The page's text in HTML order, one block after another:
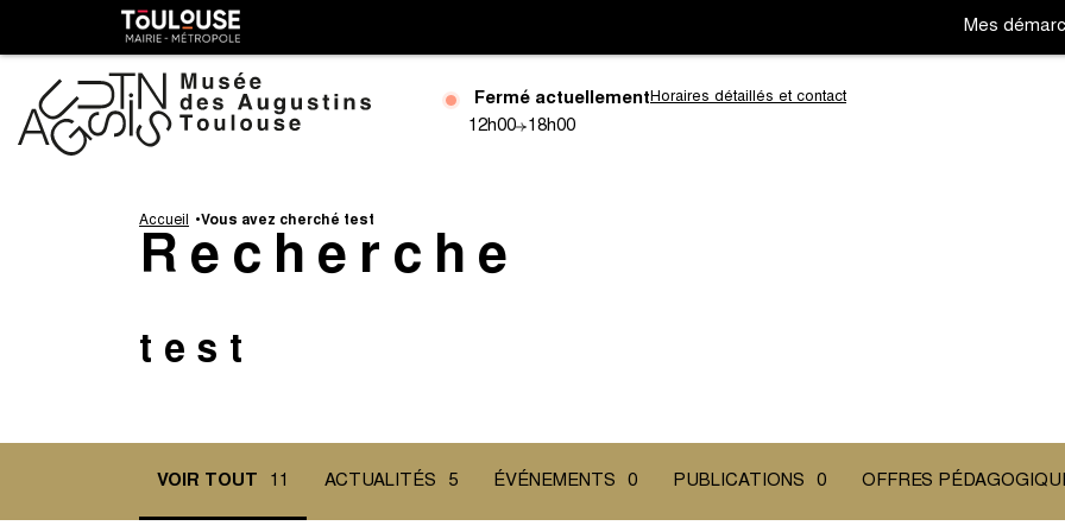
Gestion de vos préférences sur les cookies
au
contenu
principal
Toulouse
métropole
Mes
Fermé actuellementHoraires détaillés et contact
12h00 18h00
Accueil Vous avez cherché test
Recherche
test
VOIR TOUT 11 ACTUALITÉS 5 ÉVÉNEMENTS 0 PUBLICATIONS 0 OFFRES